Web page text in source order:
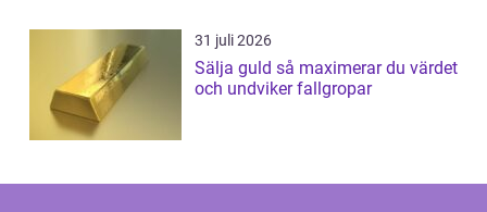
31 juli 2026
Sälja guld så maximerar du värdet
och undviker fallgropar